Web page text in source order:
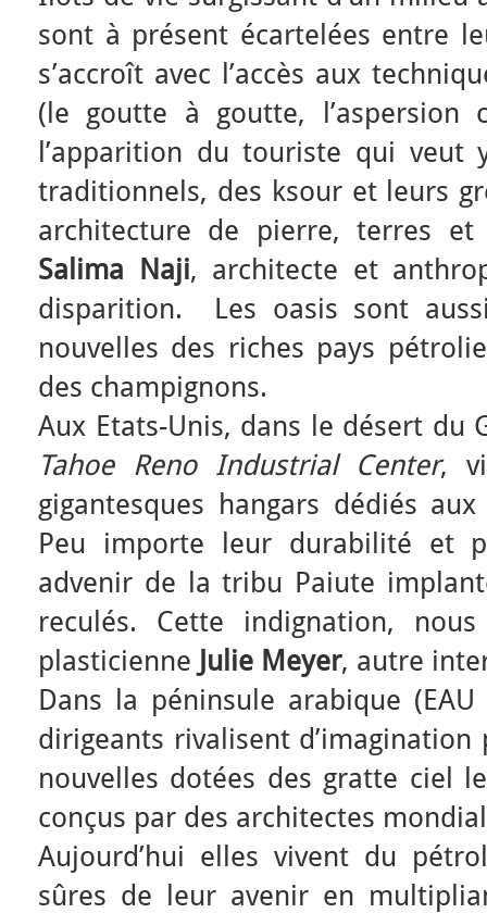
sont à présent écartelées entre
s’accroît avec l’accès aux
(le goutte à goutte, l’aspersion
l’apparition du touriste qui veut
traditionnels, des ksour et leurs
architecture de pierre, terres et
Salima Naji, architecte et
disparition. Les oasis sont
nouvelles des riches pays
des champignons.
Aux Etats-Unis, dans le désert du
Tahoe Reno Industrial Center,
gigantesques hangars dédiés
Peu importe leur durabilité et
advenir de la tribu Paiute
reculés. Cette indignation,
plasticienne Julie Meyer, autre
Dans la péninsule arabique
dirigeants rivalisent
nouvelles dotées des gratte ciel
conçus par des architectes
Aujourd’hui elles vivent du
sûres de leur avenir en